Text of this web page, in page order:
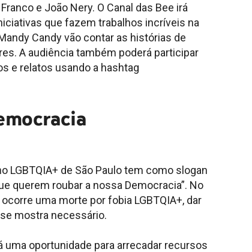
e João Nery. O Canal das Bee irá
que fazem trabalhos incríveis na
Candy vão contar as histórias de
A audiência também poderá participar
e relatos usando a hashtag
LGBTQIA+ de São Paulo tem como slogan
querem roubar a nossa Democracia”. No
uma morte por fobia LGBTQIA+, dar
mostra necessário.
oportunidade para arrecadar recursos